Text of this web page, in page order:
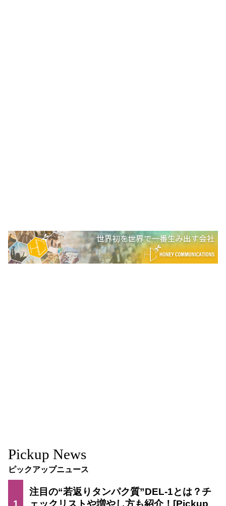
Pickup News
ピックアップニュース
1
注目の“若返りタンパク質”DEL-1とは？チ
ェックリストや増やし方も紹介！